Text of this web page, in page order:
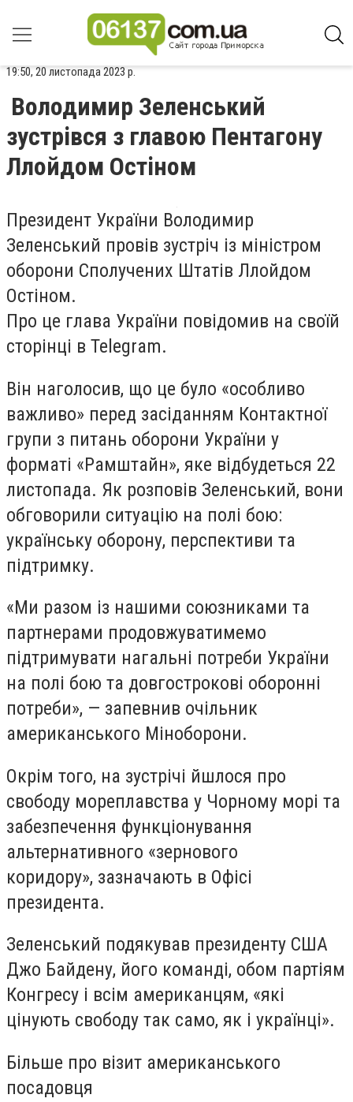
19:50, 20 листопада 2023 р.
Володимир Зеленський
зустрівся з главою Пентагону
Ллойдом Остіном
Президент України Володимир
Зеленський провів зустріч із міністром
оборони Сполучених Штатів Ллойдом
Остіном.
Про це глава України повідомив на своїй
сторінці в Telegram.
Він наголосив, що це було «особливо
важливо» перед засіданням Контактної
групи з питань оборони України у
форматі «Рамштайн», яке відбудеться 22
листопада. Як розповів Зеленський, вони
обговорили ситуацію на полі бою:
українську оборону, перспективи та
підтримку.
«Ми разом із нашими союзниками та
партнерами продовжуватимемо
підтримувати нагальні потреби України
на полі бою та довгострокові оборонні
потреби», — запевнив очільник
американського Міноборони.
Окрім того, на зустрічі йшлося про
свободу мореплавства у Чорному морі та
забезпечення функціонування
альтернативного «зернового
коридору», зазначають в Офісі
президента.
Зеленський подякував президенту США
Джо Байдену, його команді, обом партіям
Конгресу і всім американцям, «які
цінують свободу так само, як і українці».
Більше про візит американського
посадовця